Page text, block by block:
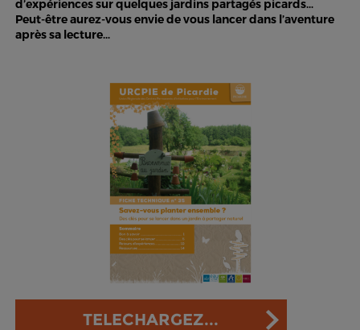
d’expériences sur quelques jardins partagés picards…
Peut-être aurez-vous envie de vous lancer dans l’aventure
après sa lecture…
TELECHARGEZ...